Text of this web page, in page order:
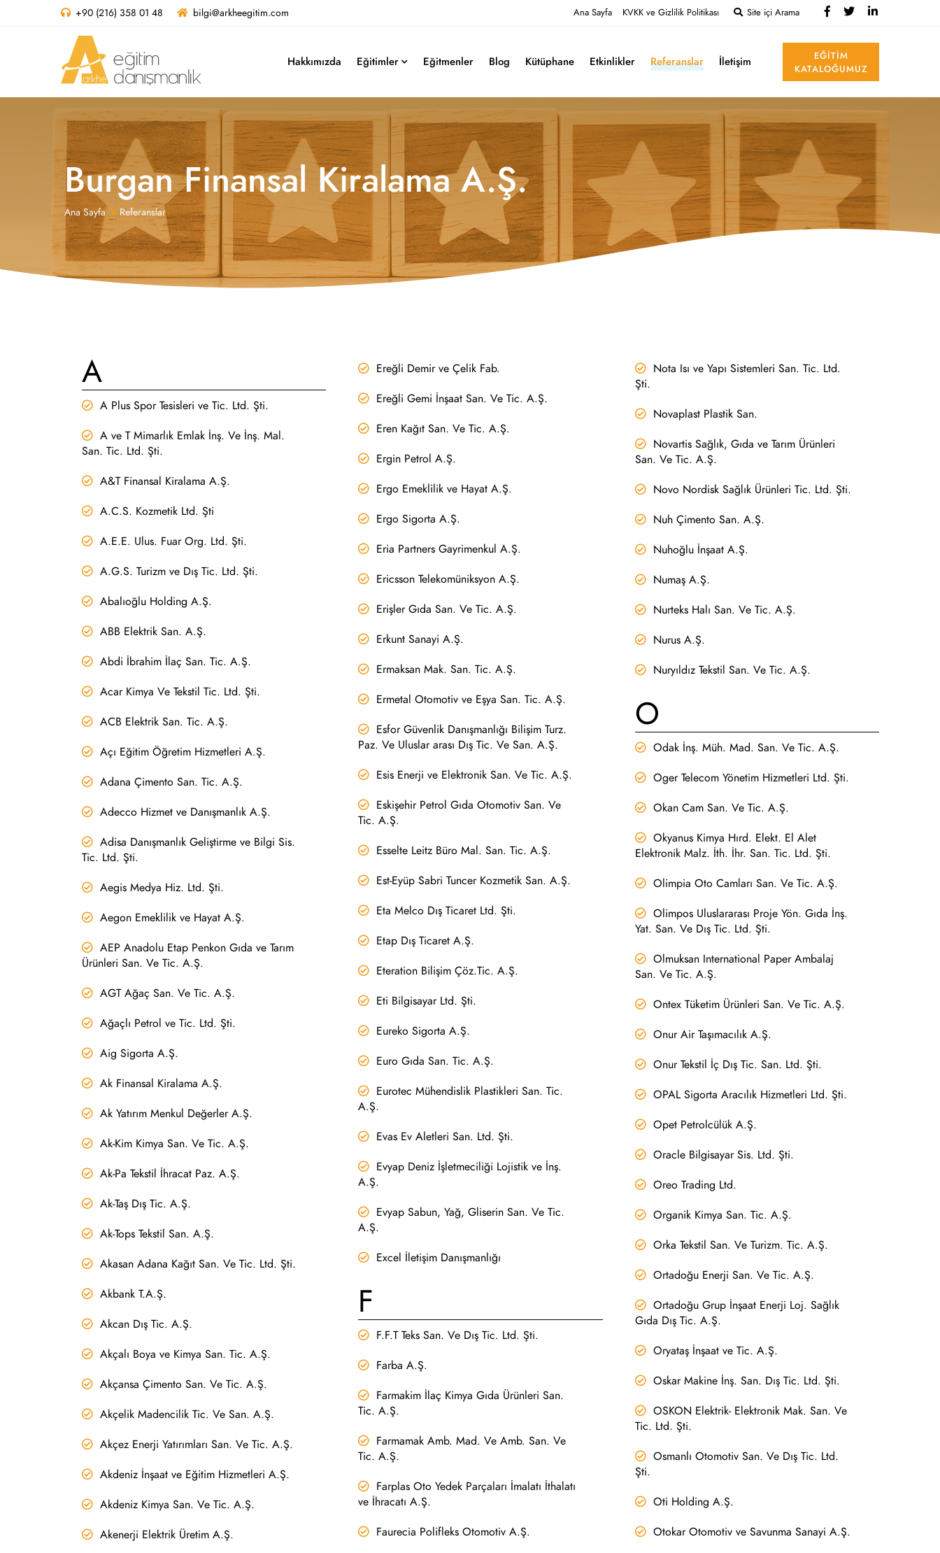
+90 (216) 358 01 48 bilgi@arkheegitim.com Ana Sayfa KVKK ve Gizlilik Politikası Site içi Arama
Hakkımızda Eğitimler Eğitmenler Blog Kütüphane Etkinlikler Referanslar İletişim
EĞITIM
KATALOĞUMUZ
Burgan Finansal Kiralama A.Ş.
Ana Sayfa Referanslar
A
A Plus Spor Tesisleri ve Tic. Ltd. Şti.
A ve T Mimarlık Emlak İnş. Ve İnş. Mal.
San. Tic. Ltd. Şti.
A&T Finansal Kiralama A.Ş.
A.C.S. Kozmetik Ltd. Şti
A.E.E. Ulus. Fuar Org. Ltd. Şti.
A.G.S. Turizm ve Dış Tic. Ltd. Şti.
Abalıoğlu Holding A.Ş.
ABB Elektrik San. A.Ş.
Abdi İbrahim İlaç San. Tic. A.Ş.
Acar Kimya Ve Tekstil Tic. Ltd. Şti.
ACB Elektrik San. Tic. A.Ş.
Açı Eğitim Öğretim Hizmetleri A.Ş.
Adana Çimento San. Tic. A.Ş.
Adecco Hizmet ve Danışmanlık A.Ş.
Adisa Danışmanlık Geliştirme ve Bilgi Sis.
Tic. Ltd. Şti.
Aegis Medya Hiz. Ltd. Şti.
Aegon Emeklilik ve Hayat A.Ş.
AEP Anadolu Etap Penkon Gıda ve Tarım
Ürünleri San. Ve Tic. A.Ş.
AGT Ağaç San. Ve Tic. A.Ş.
Ağaçlı Petrol ve Tic. Ltd. Şti.
Aig Sigorta A.Ş.
Ak Finansal Kiralama A.Ş.
Ak Yatırım Menkul Değerler A.Ş.
Ak-Kim Kimya San. Ve Tic. A.Ş.
Ak-Pa Tekstil İhracat Paz. A.Ş.
Ak-Taş Dış Tic. A.Ş.
Ak-Tops Tekstil San. A.Ş.
Akasan Adana Kağıt San. Ve Tic. Ltd. Şti.
Akbank T.A.Ş.
Akcan Dış Tic. A.Ş.
Akçalı Boya ve Kimya San. Tic. A.Ş.
Akçansa Çimento San. Ve Tic. A.Ş.
Akçelik Madencilik Tic. Ve San. A.Ş.
Akçez Enerji Yatırımları San. Ve Tic. A.Ş.
Akdeniz İnşaat ve Eğitim Hizmetleri A.Ş.
Akdeniz Kimya San. Ve Tic. A.Ş.
Akenerji Elektrik Üretim A.Ş.
Ereğli Demir ve Çelik Fab.
Ereğli Gemi İnşaat San. Ve Tic. A.Ş.
Eren Kağıt San. Ve Tic. A.Ş.
Ergin Petrol A.Ş.
Ergo Emeklilik ve Hayat A.Ş.
Ergo Sigorta A.Ş.
Eria Partners Gayrimenkul A.Ş.
Ericsson Telekomüniksyon A.Ş.
Erişler Gıda San. Ve Tic. A.Ş.
Erkunt Sanayi A.Ş.
Ermaksan Mak. San. Tic. A.Ş.
Ermetal Otomotiv ve Eşya San. Tic. A.Ş.
Esfor Güvenlik Danışmanlığı Bilişim Turz.
Paz. Ve Uluslar arası Dış Tic. Ve San. A.Ş.
Esis Enerji ve Elektronik San. Ve Tic. A.Ş.
Eskişehir Petrol Gıda Otomotiv San. Ve
Tic. A.Ş.
Esselte Leitz Büro Mal. San. Tic. A.Ş.
Est-Eyüp Sabri Tuncer Kozmetik San. A.Ş.
Eta Melco Dış Ticaret Ltd. Şti.
Etap Dış Ticaret A.Ş.
Eteration Bilişim Çöz.Tic. A.Ş.
Eti Bilgisayar Ltd. Şti.
Eureko Sigorta A.Ş.
Euro Gıda San. Tic. A.Ş.
Eurotec Mühendislik Plastikleri San. Tic.
A.Ş.
Evas Ev Aletleri San. Ltd. Şti.
Evyap Deniz İşletmeciliği Lojistik ve İnş.
A.Ş.
Evyap Sabun, Yağ, Gliserin San. Ve Tic.
A.Ş.
Excel İletişim Danışmanlığı
F
F.F.T Teks San. Ve Dış Tic. Ltd. Şti.
Farba A.Ş.
Farmakim İlaç Kimya Gıda Ürünleri San.
Tic. A.Ş.
Farmamak Amb. Mad. Ve Amb. San. Ve
Tic. A.Ş.
Farplas Oto Yedek Parçaları İmalatı İthalatı
ve İhracatı A.Ş.
Faurecia Polifleks Otomotiv A.Ş.
Nota Isı ve Yapı Sistemleri San. Tic. Ltd.
Şti.
Novaplast Plastik San.
Novartis Sağlık, Gıda ve Tarım Ürünleri
San. Ve Tic. A.Ş.
Novo Nordisk Sağlık Ürünleri Tic. Ltd. Şti.
Nuh Çimento San. A.Ş.
Nuhoğlu İnşaat A.Ş.
Numaş A.Ş.
Nurteks Halı San. Ve Tic. A.Ş.
Nurus A.Ş.
Nuryıldız Tekstil San. Ve Tic. A.Ş.
O
Odak İnş. Müh. Mad. San. Ve Tic. A.Ş.
Oger Telecom Yönetim Hizmetleri Ltd. Şti.
Okan Cam San. Ve Tic. A.Ş.
Okyanus Kimya Hırd. Elekt. El Alet
Elektronik Malz. İth. İhr. San. Tic. Ltd. Şti.
Olimpia Oto Camları San. Ve Tic. A.Ş.
Olimpos Uluslararası Proje Yön. Gıda İnş.
Yat. San. Ve Dış Tic. Ltd. Şti.
Olmuksan International Paper Ambalaj
San. Ve Tic. A.Ş.
Ontex Tüketim Ürünleri San. Ve Tic. A.Ş.
Onur Air Taşımacılık A.Ş.
Onur Tekstil İç Dış Tic. San. Ltd. Şti.
OPAL Sigorta Aracılık Hizmetleri Ltd. Şti.
Opet Petrolcülük A.Ş.
Oracle Bilgisayar Sis. Ltd. Şti.
Oreo Trading Ltd.
Organik Kimya San. Tic. A.Ş.
Orka Tekstil San. Ve Turizm. Tic. A.Ş.
Ortadoğu Enerji San. Ve Tic. A.Ş.
Ortadoğu Grup İnşaat Enerji Loj. Sağlık
Gıda Dış Tic. A.Ş.
Oryataş İnşaat ve Tic. A.Ş.
Oskar Makine İnş. San. Dış Tic. Ltd. Şti.
OSKON Elektrik- Elektronik Mak. San. Ve
Tic. Ltd. Şti.
Osmanlı Otomotiv San. Ve Dış Tic. Ltd.
Şti.
Oti Holding A.Ş.
Otokar Otomotiv ve Savunma Sanayi A.Ş.